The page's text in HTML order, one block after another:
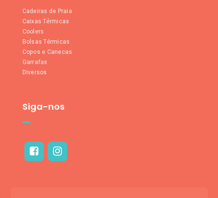
Cadeiras de Praia
Caixas Térmicas
Coolers
Bolsas Térmicas
Copos e Canecas
Garrafas
Diversos
Siga-nos